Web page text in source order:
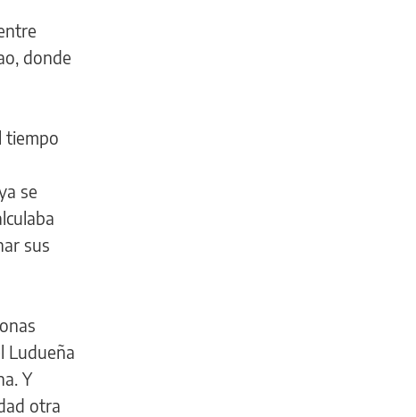
donde
tiempo
se
sus
Ludueña
Y
otra